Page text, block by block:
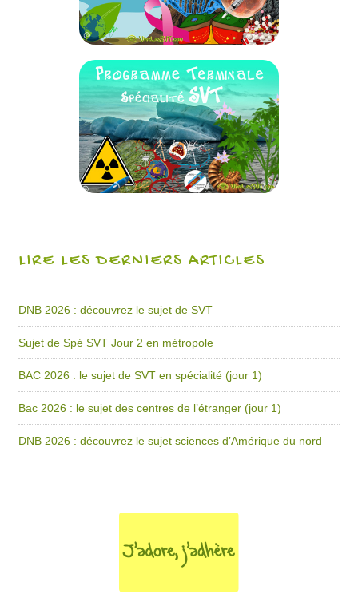
LIRE LES DERNIERS ARTICLES
DNB 2026 : découvrez le sujet de SVT
Sujet de Spé SVT Jour 2 en métropole
BAC 2026 : le sujet de SVT en spécialité (jour 1)
Bac 2026 : le sujet des centres de l’étranger (jour 1)
DNB 2026 : découvrez le sujet sciences d’Amérique du nord